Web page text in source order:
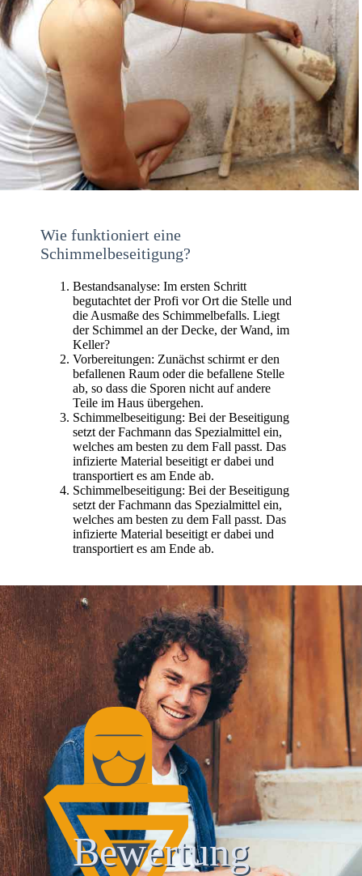
Wie funktioniert eine
Schimmelbeseitigung?
Bestandsanalyse: Im ersten Schritt
begutachtet der Profi vor Ort die Stelle und
die Ausmaße des Schimmelbefalls. Liegt
der Schimmel an der Decke, der Wand, im
Keller?
Vorbereitungen: Zunächst schirmt er den
befallenen Raum oder die befallene Stelle
ab, so dass die Sporen nicht auf andere
Teile im Haus übergehen.
Schimmelbeseitigung: Bei der Beseitigung
setzt der Fachmann das Spezialmittel ein,
welches am besten zu dem Fall passt. Das
infizierte Material beseitigt er dabei und
transportiert es am Ende ab.
Schimmelbeseitigung: Bei der Beseitigung
setzt der Fachmann das Spezialmittel ein,
welches am besten zu dem Fall passt. Das
infizierte Material beseitigt er dabei und
transportiert es am Ende ab.
Bewertung